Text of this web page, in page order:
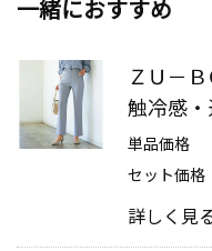
一緒におすすめ
ＺＵ－
触冷感・
単品価格
セット価格
詳しく見